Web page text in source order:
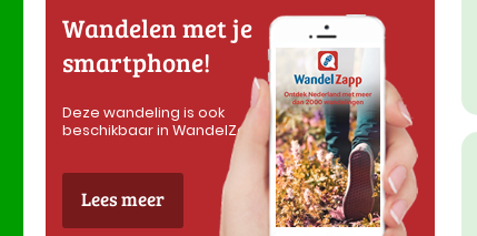
Wandelen met je
smartphone!
Deze wandeling is ook
beschikbaar in WandelZapp
Lees meer